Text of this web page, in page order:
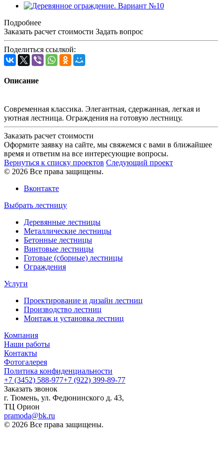
Подробнее
Заказать расчет стоимости Задать вопрос
Поделиться ссылкой:
Описание
Современная классика. Элегантная, сдержанная, легкая и
уютная лестница. Ограждения на готовую лестницу.
Заказать расчет стоимости
Оформите заявку на сайте, мы свяжемся с вами в ближайшее
время и ответим на все интересующие вопросы.
Вернуться к списку проектов Следующий проект
© 2026 Все права защищены.
Вконтакте
Выбрать лестницу
Деревянные лестницы
Металлические лестницы
Бетонные лестницы
Винтовые лестницы
Готовые (сборные) лестницы
Ограждения
Услуги
Проектирование и дизайн лестниц
Производство лестниц
Монтаж и установка лестниц
Компания
Наши работы
Контакты
Фотогалерея
Политика конфиденциальности
+7 (3452) 588-977+7 (922) 399-89-77
Заказать звонок
г. Тюмень, ул. Федюнинского д. 43,
ТЦ Орион
pramoda@bk.ru
© 2026 Все права защищены.